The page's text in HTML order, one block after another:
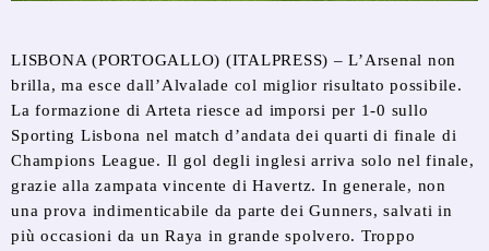
LISBONA (PORTOGALLO) (ITALPRESS) – L’Arsenal non
brilla, ma esce dall’Alvalade col miglior risultato possibile.
La formazione di Arteta riesce ad imporsi per 1-0 sullo
Sporting Lisbona nel match d’andata dei quarti di finale di
Champions League. Il gol degli inglesi arriva solo nel finale,
grazie alla zampata vincente di Havertz. In generale, non
una prova indimenticabile da parte dei Gunners, salvati in
più occasioni da un Raya in grande spolvero. Troppo